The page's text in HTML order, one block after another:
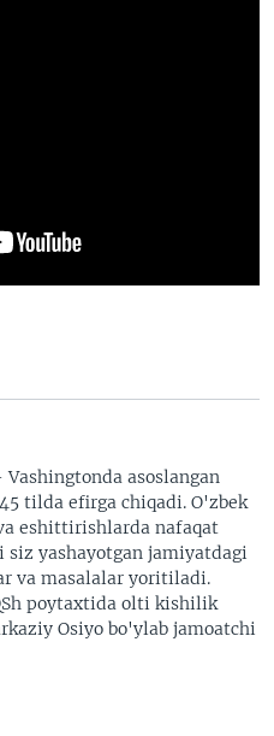
asoslangan
tilda efirga chiqadi. O'zbek
eshittirishlarda nafaqat
siz yashayotgan jamiyatdagi
va masalalar yoritiladi.
poytaxtida olti kishilik
Osiyo bo'ylab jamoatchi